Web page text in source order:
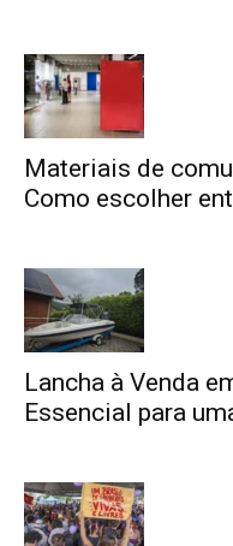
Materiais de
Como escolher
Lancha à Venda
Essencial para